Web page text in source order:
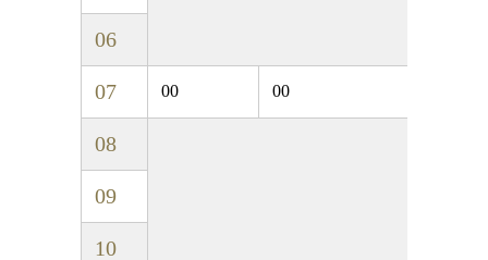
06
07 00 00
08
09
10